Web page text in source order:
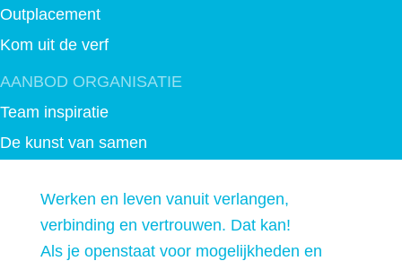
Outplacement
Kom uit de verf
AANBOD ORGANISATIE
Team inspiratie
De kunst van samen
Duurzame ontwikkeling
OVER MENS IN UITVOERING
Werken en leven vanuit verlangen,
verbinding en vertrouwen. Dat kan!
Als je openstaat voor mogelijkheden en